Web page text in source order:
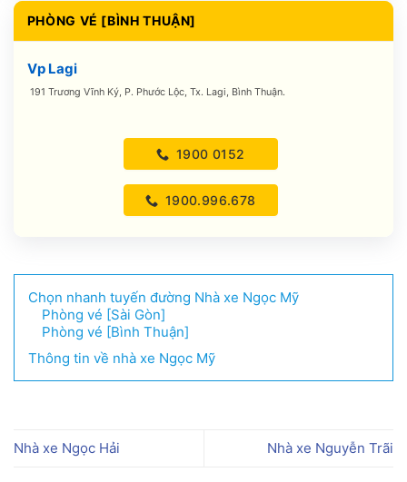
PHÒNG VÉ [BÌNH THUẬN]
Vp Lagi
191 Trương Vĩnh Ký, P. Phước Lộc, Tx. Lagi, Bình Thuận.
1900 0152
1900.996.678
Chọn nhanh tuyến đường Nhà xe Ngọc Mỹ
Phòng vé [Sài Gòn]
Phòng vé [Bình Thuận]
Thông tin về nhà xe Ngọc Mỹ
Nhà xe Ngọc Hải Nhà xe Nguyễn Trãi